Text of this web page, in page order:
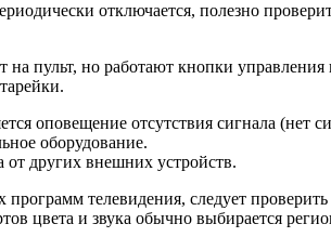
отключается, полезно
пульт, но работают кнопки управления
оповещение отсутствия сигнала (нет
оборудование.
от других внешних устройств.
программ телевидения, следует
цвета и звука обычно выбирается